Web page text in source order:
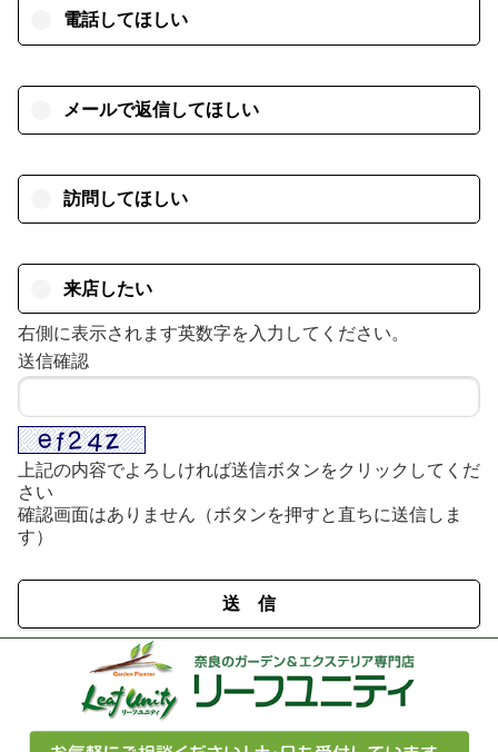
電話してほしい
メールで返信してほしい
訪問してほしい
来店したい
右側に表示されます英数字を入力してください。
送信確認
上記の内容でよろしければ送信ボタンをクリックしてくだ
さい
確認画面はありません（ボタンを押すと直ちに送信しま
す）
送 信